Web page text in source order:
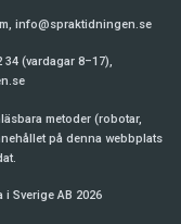
info@spraktidningen.se
(vardagar 8–17),
metoder (robotar,
på denna webbplats
Sverige AB 2026